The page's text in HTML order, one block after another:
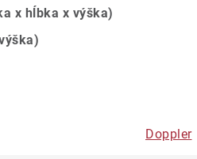
x hĺbka x výška)
Doppler